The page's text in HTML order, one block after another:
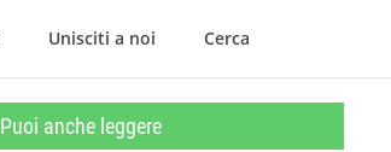
Unisciti a noi Cerca
Puoi anche leggere